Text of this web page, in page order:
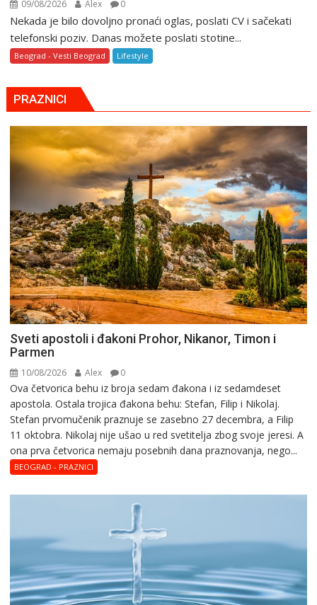
09/08/2026 Alex 0
Nekada je bilo dovoljno pronaći oglas, poslati CV i sačekati
telefonski poziv. Danas možete poslati stotine...
Beograd - Vesti Beograd Lifestyle
PRAZNICI
Sveti apostoli i đakoni Prohor, Nikanor, Timon i
Parmen
10/08/2026 Alex 0
Ova četvorica behu iz broja sedam đakona i iz sedamdeset
apostola. Ostala trojica đakona behu: Stefan, Filip i Nikolaj.
Stefan prvomučenik praznuje se zasebno 27 decembra, a Filip
11 oktobra. Nikolaj nije ušao u red svetitelja zbog svoje jeresi. A
ona prva četvorica nemaju posebnih dana praznovanja, nego...
BEOGRAD - PRAZNICI